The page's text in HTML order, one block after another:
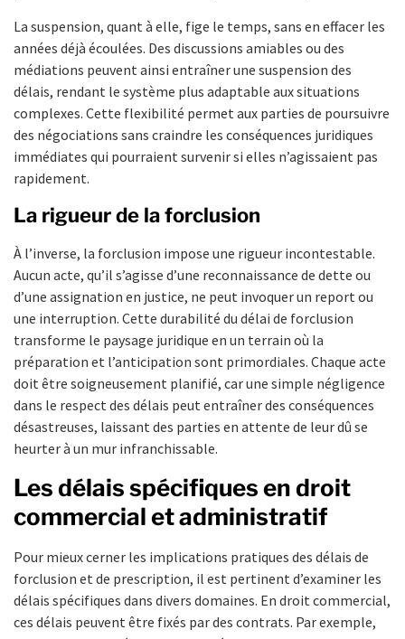
La suspension, quant à elle, fige le temps, sans en effacer les
années déjà écoulées. Des discussions amiables ou des
médiations peuvent ainsi entraîner une suspension des
délais, rendant le système plus adaptable aux situations
complexes. Cette flexibilité permet aux parties de poursuivre
des négociations sans craindre les conséquences juridiques
immédiates qui pourraient survenir si elles n’agissaient pas
rapidement.
La rigueur de la forclusion
À l’inverse, la forclusion impose une rigueur incontestable.
Aucun acte, qu’il s’agisse d’une reconnaissance de dette ou
d’une assignation en justice, ne peut invoquer un report ou
une interruption. Cette durabilité du délai de forclusion
transforme le paysage juridique en un terrain où la
préparation et l’anticipation sont primordiales. Chaque acte
doit être soigneusement planifié, car une simple négligence
dans le respect des délais peut entraîner des conséquences
désastreuses, laissant des parties en attente de leur dû se
heurter à un mur infranchissable.
Les délais spécifiques en droit
commercial et administratif
Pour mieux cerner les implications pratiques des délais de
forclusion et de prescription, il est pertinent d’examiner les
délais spécifiques dans divers domaines. En droit commercial,
ces délais peuvent être fixés par des contrats. Par exemple,